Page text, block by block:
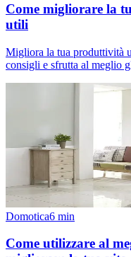
Come migliorare la
utili
Migliora la tua produttività
consigli e sfrutta al meglio
Domotica6 min
Come utilizzare al